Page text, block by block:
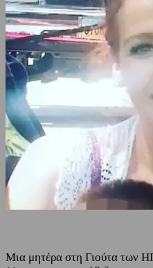
Μια μητέρα στη Γιούτα των